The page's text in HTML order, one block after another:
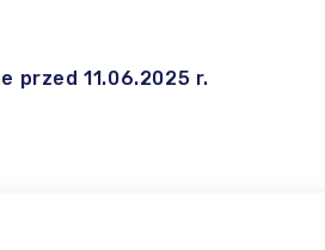
przed 11.06.2025 r.